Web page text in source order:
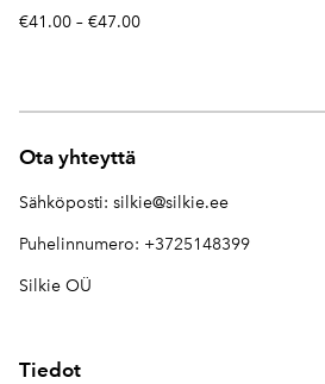
€41.00 – €47.00
Ota yhteyttä
Sähköposti: silkie@silkie.ee
Puhelinnumero: +3725148399
Silkie OÜ
Tiedot